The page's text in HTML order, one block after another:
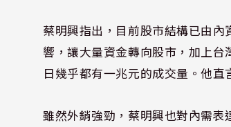
蔡明興指出，目前股市結構已由
響，讓大量資金轉向股市，加上
日幾乎都有一兆元的成交量。他直
雖然外銷強勁，蔡明興也對內需